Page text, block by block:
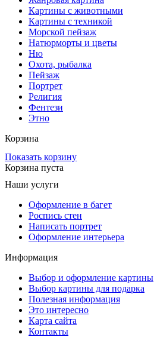
Картины с животными
Картины с техникой
Морской пейзаж
Натюрморты и цветы
Ню
Охота, рыбалка
Пейзаж
Портрет
Религия
Фентези
Этно
Корзина
Показать корзину
Корзина пуста
Наши услуги
Оформление в багет
Роспись стен
Написать портрет
Оформление интерьера
Информация
Выбор и оформление картины
Выбор картины для подарка
Полезная информация
Это интересно
Карта сайта
Контакты